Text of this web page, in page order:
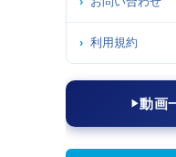
利用規約
動画